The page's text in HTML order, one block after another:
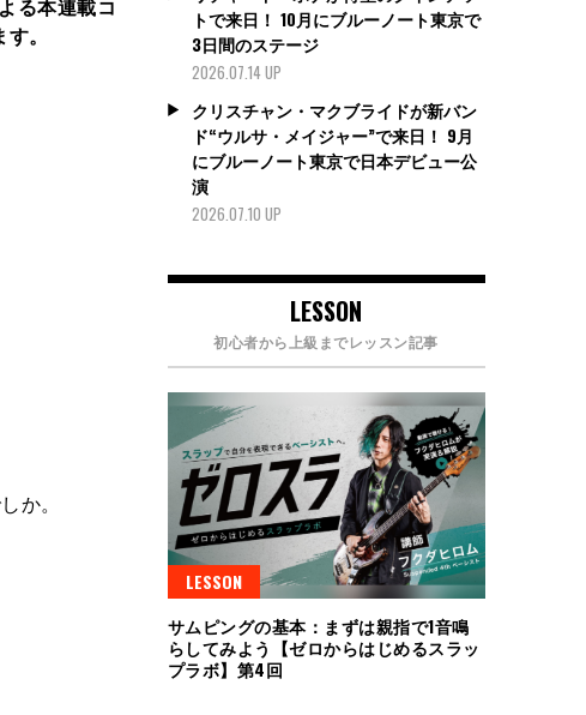
。
か。
トで来日！ 10月にブルーノート東京で
3日間のステージ
2026.07.14 UP
クリスチャン・マクブライドが新バン
ド“ウルサ・メイジャー”で来日！ 9月
にブルーノート東京で日本デビュー公
演
2026.07.10 UP
LESSON
初心者から上級までレッスン記事
LESSON
サムピングの基本：まずは親指で1音鳴
らしてみよう【ゼロからはじめるスラッ
プラボ】第4回